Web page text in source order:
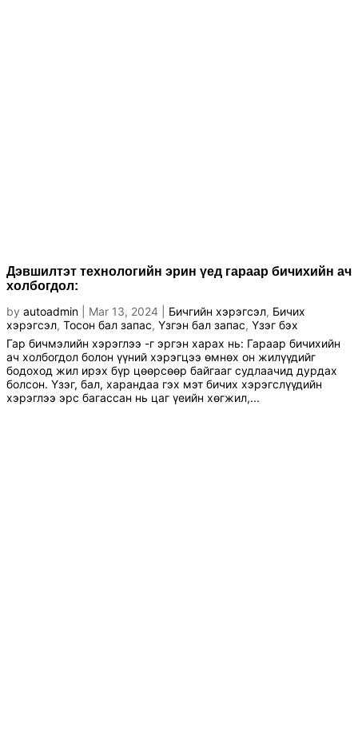
Дэвшилтэт технологийн эрин үед гараар бичихийн ач
холбогдол:
by autoadmin Mar 13, 2024 Бичгийн хэрэгсэл, Бичих
хэрэгсэл, Тосон бал запас, Үзгэн бал запас, Үзэг бэх
Гар бичмэлийн хэрэглээ -г эргэн харах нь: Гараар бичихийн
ач холбогдол болон үүний хэрэгцээ өмнөх он жилүүдийг
бодоход жил ирэх бүр цөөрсөөр байгааг судлаачид дурдах
болсон. Үзэг, бал, харандаа гэх мэт бичих хэрэгслүүдийн
хэрэглээ эрс багассан нь цаг үеийн хөгжил,...